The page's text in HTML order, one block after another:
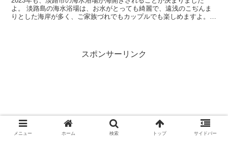
よ。 淡路島の海水浴場は、お水がとっても綺麗で、遠浅のこぢんま
りとした海岸が多く、ご家族づれでもカップルでも楽しめますよ。
スポンサーリンク
メニュー ホーム 検索 トップ サイドバー